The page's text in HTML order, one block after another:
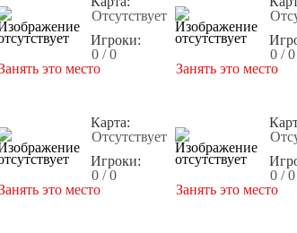
Отсутствует
Игроки:
0 / 0
это место
0 / 0
Занять это место
Карта:
Отсутствует
Игроки:
0 / 0
это место
0 / 0
Занять это место